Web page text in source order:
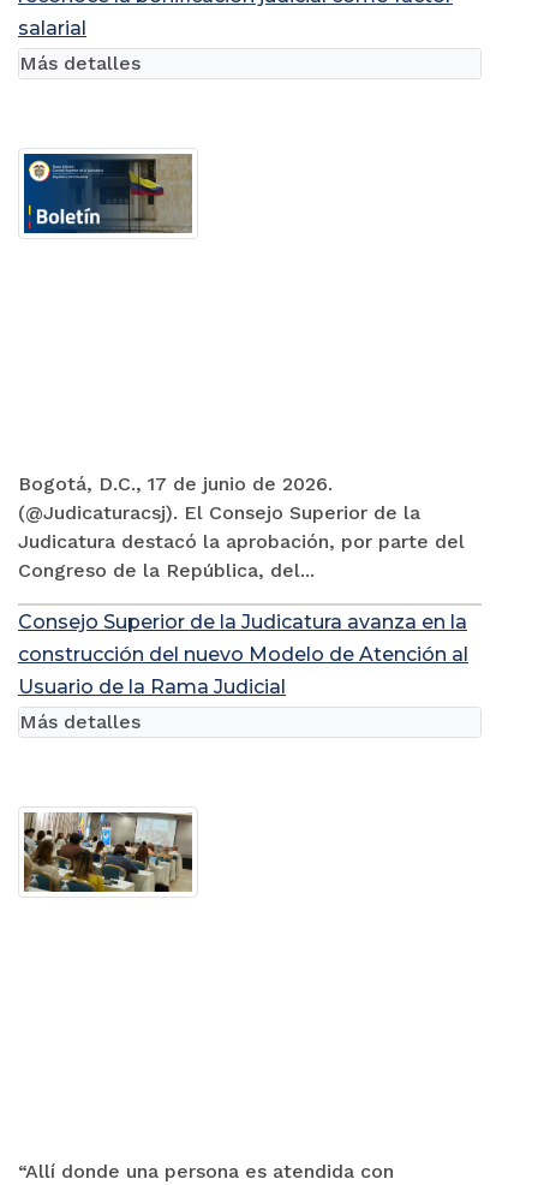
salarial
Bogotá, D.C., 17 de junio de 2026.
(@Judicaturacsj). El Consejo Superior de la
Judicatura destacó la aprobación, por parte del
Congreso de la República, del...
Más detalles
Consejo Superior de la Judicatura avanza en la
construcción del nuevo Modelo de Atención al
Usuario de la Rama Judicial
“Allí donde una persona es atendida con
Más detalles